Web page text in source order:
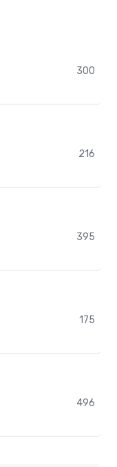
300
216
395
175
496